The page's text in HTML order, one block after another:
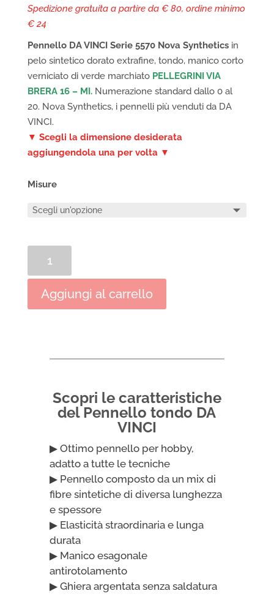
Spedizione gratuita a partire da € 80, ordine minimo
€ 24
Pennello DA VINCI Serie 5570 Nova Synthetics in
pelo sintetico dorato extrafine, tondo, manico corto
verniciato di verde marchiato PELLEGRINI VIA
BRERA 16 – MI.Numerazione standard dallo 0 al
20. Nova Synthetics, i pennelli più venduti da DA
VINCI.
▼ Scegli la dimensione desiderata
aggiungendola una per volta ▼
Misure
tondo
DA
VINCI
Synthetics
sintetico
quantità
Aggiungi al carrello
Scopri le caratteristiche
del Pennello tondo DA
VINCI
▶ Ottimo pennello per hobby,
adatto a tutte le tecniche
▶ Pennello composto da un mix di
fibre sintetiche di diversa lunghezza
e spessore
▶ Elasticità straordinaria e lunga
durata
▶ Manico esagonale
antirotolamento
▶ Ghiera argentata senza saldatura